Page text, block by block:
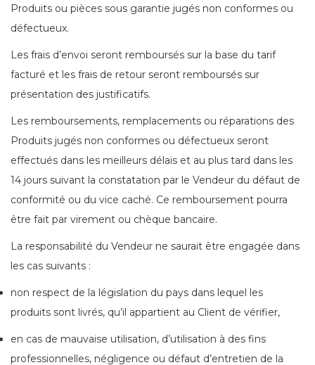
Produits ou pièces sous garantie jugés non conformes ou
défectueux.
Les frais d’envoi seront remboursés sur la base du tarif
facturé et les frais de retour seront remboursés sur
présentation des justificatifs.
Les remboursements, remplacements ou réparations des
Produits jugés non conformes ou défectueux seront
effectués dans les meilleurs délais et au plus tard dans les
14 jours suivant la constatation par le Vendeur du défaut de
conformité ou du vice caché. Ce remboursement pourra
être fait par virement ou chèque bancaire.
La responsabilité du Vendeur ne saurait être engagée dans
les cas suivants :
non respect de la législation du pays dans lequel les
produits sont livrés, qu’il appartient au Client de vérifier,
en cas de mauvaise utilisation, d’utilisation à des fins
professionnelles, négligence ou défaut d’entretien de la